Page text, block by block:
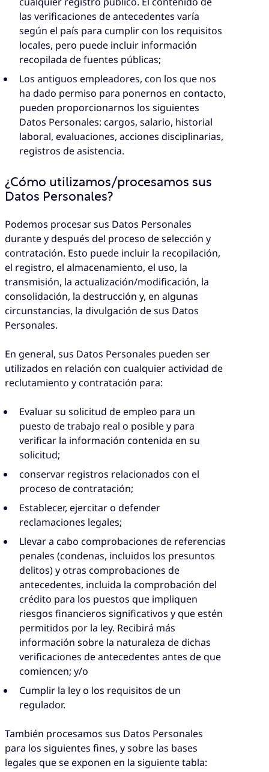
las verificaciones de antecedentes varía
según el país para cumplir con los requisitos
locales, pero puede incluir información
recopilada de fuentes públicas;
Los antiguos empleadores, con los que nos
ha dado permiso para ponernos en contacto,
pueden proporcionarnos los siguientes
Datos Personales: cargos, salario, historial
laboral, evaluaciones, acciones disciplinarias,
registros de asistencia.
¿Cómo utilizamos/procesamos sus
Datos Personales?
Podemos procesar sus Datos Personales
durante y después del proceso de selección y
contratación. Esto puede incluir la recopilación,
el registro, el almacenamiento, el uso, la
transmisión, la actualización/modificación, la
consolidación, la destrucción y, en algunas
circunstancias, la divulgación de sus Datos
Personales.
En general, sus Datos Personales pueden ser
utilizados en relación con cualquier actividad de
reclutamiento y contratación para:
Evaluar su solicitud de empleo para un
puesto de trabajo real o posible y para
verificar la información contenida en su
solicitud;
conservar registros relacionados con el
proceso de contratación;
Establecer, ejercitar o defender
reclamaciones legales;
Llevar a cabo comprobaciones de referencias
penales (condenas, incluidos los presuntos
delitos) y otras comprobaciones de
antecedentes, incluida la comprobación del
crédito para los puestos que impliquen
riesgos financieros significativos y que estén
permitidos por la ley. Recibirá más
información sobre la naturaleza de dichas
verificaciones de antecedentes antes de que
comiencen; y/o
Cumplir la ley o los requisitos de un
regulador.
También procesamos sus Datos Personales
para los siguientes fines, y sobre las bases
legales que se exponen en la siguiente tabla: